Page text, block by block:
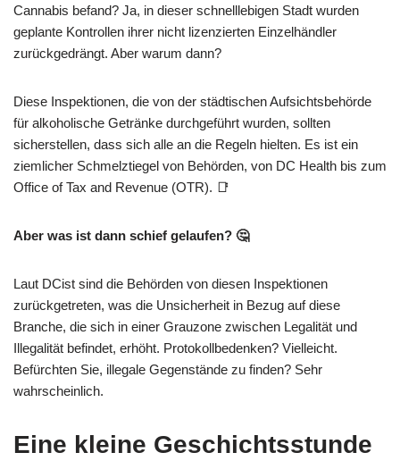
Cannabis befand? Ja, in dieser schnelllebigen Stadt wurden
geplante Kontrollen ihrer nicht lizenzierten Einzelhändler
zurückgedrängt. Aber warum dann?
Diese Inspektionen, die von der städtischen Aufsichtsbehörde
für alkoholische Getränke durchgeführt wurden, sollten
sicherstellen, dass sich alle an die Regeln hielten. Es ist ein
ziemlicher Schmelztiegel von Behörden, von DC Health bis zum
Office of Tax and Revenue (OTR). 📑
Aber was ist dann schief gelaufen? 🤔
Laut DCist sind die Behörden von diesen Inspektionen
zurückgetreten, was die Unsicherheit in Bezug auf diese
Branche, die sich in einer Grauzone zwischen Legalität und
Illegalität befindet, erhöht. Protokollbedenken? Vielleicht.
Befürchten Sie, illegale Gegenstände zu finden? Sehr
wahrscheinlich.
Eine kleine Geschichtsstunde